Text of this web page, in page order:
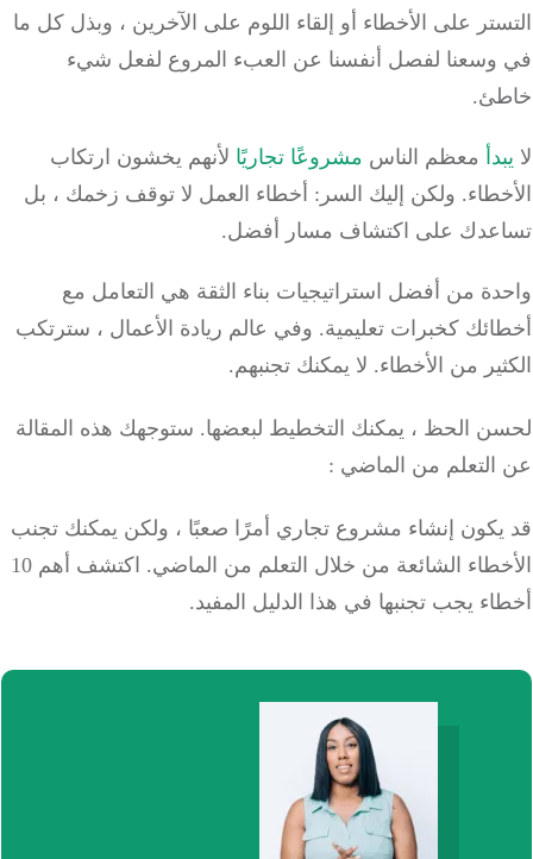
على الأخطاء أو إلقاء اللوم على الآخرين ، وبذل كل ما
لفصل أنفسنا عن العبء المروع لفعل شيء
معظم الناسمشروعًا تجاريًالأنهم يخشون ارتكاب
ولكن إليك السر: أخطاء العمل لا توقف زخمك ، بل
على اكتشاف مسار أفضل.
من أفضل استراتيجيات بناء الثقة هي التعامل مع
كخبرات تعليمية.وفي عالم ريادة الأعمال ، سترتكب
من الأخطاء.لا يمكنك تجنبهم.
الحظ ، يمكنك التخطيط لبعضها.ستوجهك هذه المقالة
التعلم من الماضي :
إنشاء مشروع تجاري أمرًا صعبًا ، ولكن يمكنك تجنب
الأخطاء الشائعة من خلال التعلم من الماضي. اكتشف أهم 10
يجب تجنبها في هذا الدليل المفيد.